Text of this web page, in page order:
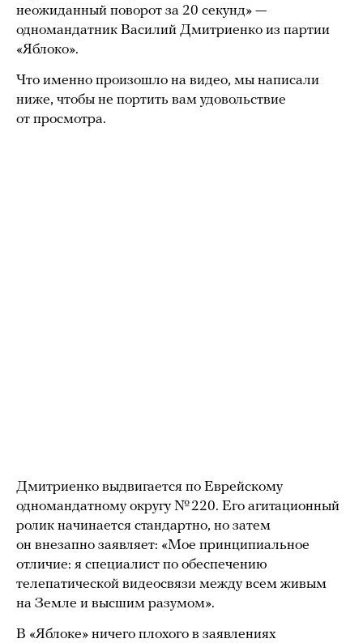
неожиданный поворот за 20 секунд» —
одномандатник Василий Дмитриенко из партии
«Яблоко».
Что именно произошло на видео, мы написали
ниже, чтобы не портить вам удовольствие
от просмотра.
Дмитриенко выдвигается по Еврейскому
одномандатному округу № 220. Его агитационный
ролик начинается стандартно, но затем
он внезапно заявляет: «Мое принципиальное
отличие: я специалист по обеспечению
телепатической видеосвязи между всем живым
на Земле и высшим разумом».
В «Яблоке» ничего плохого в заявлениях